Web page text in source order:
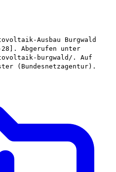
Ausbau Burgwald
28]. Abgerufen unter
burgwald/. Auf
(Bundesnetzagentur).